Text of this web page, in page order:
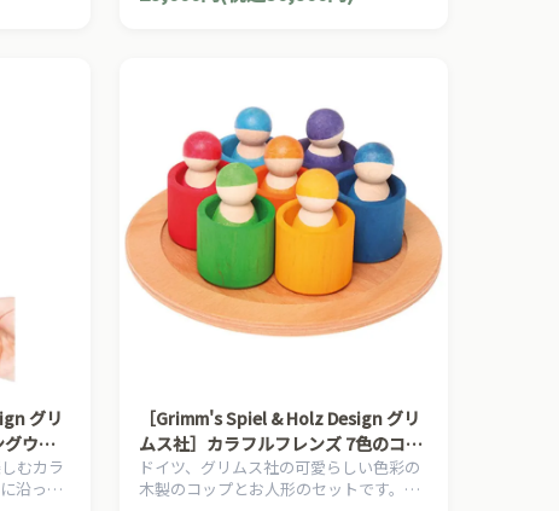
グリ
グウエ
むカラ
沿っ
［Grimm's Spiel & Holz Design グリ
ムス社］カラフルフレンズ 7色のコッ
プと人形
ドイツ、グリムス社の可愛らしい色彩の
木製のコップとお人形のセットです。遊